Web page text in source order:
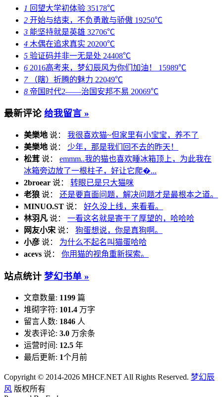
1 回望大学初体验 35178℃
2 开始与结束，不负勇敢与骄傲 19250℃
3 能坚持就是英雄 32706℃
4 木偶在追求真实 20200℃
5 验证码并非一无是处 24408℃
6 2016高考来，梦幻辰风为你们加油！ 15989℃
7（瞎）折腾的魅力 22049℃
8 帝国时代2——治国安邦不易 20069℃
最新评论 给我留言 »
美樂地 说： 我很喜欢猫~但家里有小宝宝，养不了
美樂地 说： 少年，那是我们回不去的昨天！
松茸 说： emmm..我的猫也喜欢睡冰箱顶上，为此我在
冰箱旁边放了一根柱子，好让它爬�...
2broear 说： 转眼已是只大猫咪
老狼 说： 还是要直面问题，解决问题才是最根本之道。
MINUO.ST 说： 好久没上线，来看看。
林羽凡 说： 一看这名就是寄于了厚望的，哈哈哈
网友小宋 说： 狗蛋想说，你是真狗啊。
小彦 说： 为什么不起名叫猫蛋哈哈
acevs 说： 你用猫的视角重新探索。
站点统计 梦幻书单 »
文章数量: 1199 篇
堆砌字符: 101.4 万字
留言人数: 1846 人
发表评论: 3.0 万余条
运营时间: 12.5 年
最后更新: 1个月前
Copyright © 2014-2026 MHCF.NET All Rights Reserved. 梦幻辰
风 版权所有